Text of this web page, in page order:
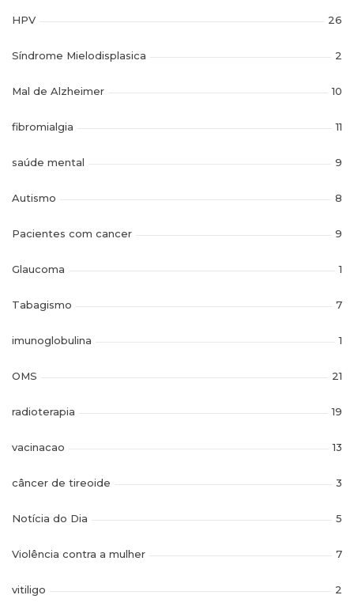
HPV 26
Síndrome Mielodisplasica 2
Mal de Alzheimer 10
fibromialgia 11
saúde mental 9
Autismo 8
Pacientes com cancer 9
Glaucoma 1
Tabagismo 7
imunoglobulina 1
OMS 21
radioterapia 19
vacinacao 13
câncer de tireoide 3
Notícia do Dia 5
Violência contra a mulher 7
vitiligo 2